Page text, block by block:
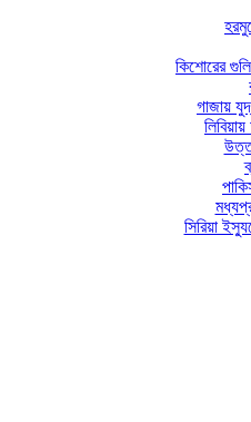
কিশোরের
গাজায়
সিরিয়া